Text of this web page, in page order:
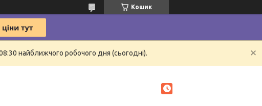
Кошик
найближчого робочого дня (сьогодні).